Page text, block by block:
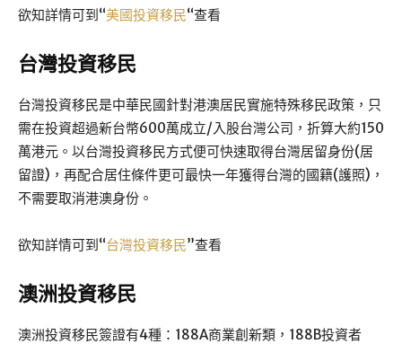
欲知詳情可到“美國投資移民“查看
台灣投資移民
台灣投資移民是中華民國針對港澳居民實施特殊移民政策，只
需在投資超過新台幣600萬成立/入股台灣公司，折算大約150
萬港元。以台灣投資移民方式便可快速取得台灣居留身份(居
留證)，再配合居住條件更可最快一年獲得台灣的國籍(護照)，
不需要取消港澳身份。
欲知詳情可到“台灣投資移民”查看
澳洲投資移民
澳洲投資移民簽證有4種：188A商業創新類，188B投資者